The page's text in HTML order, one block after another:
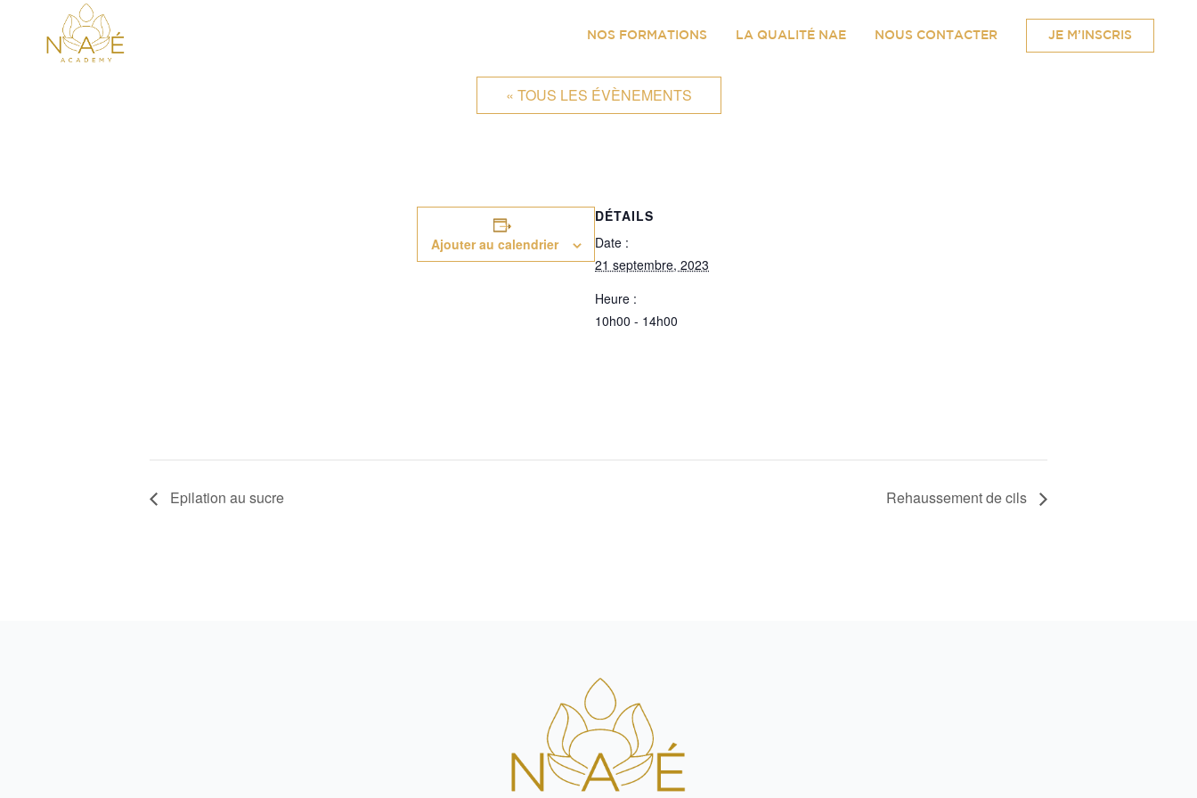
NOS FORMATIONS LA QUALITÉ NAE NOUS CONTACTER JE M’INSCRIS
« TOUS LES ÉVÈNEMENTS
Ajouter au calendrier
DÉTAILS
Date :
21 septembre, 2023
Heure :
10h00 - 14h00
Epilation au sucre Rehaussement de cils